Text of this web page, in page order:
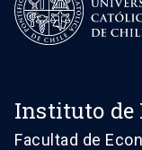
Instituto de
Facultad de